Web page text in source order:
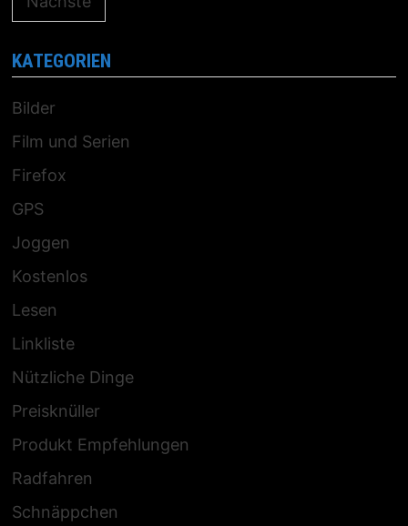
KATEGORIEN
Bilder
Film und Serien
Firefox
GPS
Joggen
Kostenlos
Lesen
Linkliste
Nützliche Dinge
Preisknüller
Produkt Empfehlungen
Radfahren
Schnäppchen